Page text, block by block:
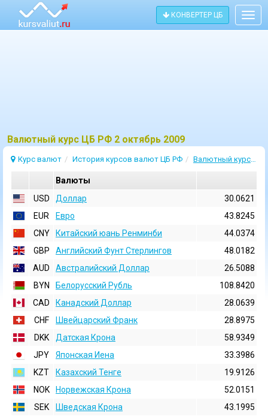
КОНВЕРТЕР ЦБ
Bалютный курс ЦБ РФ 2 октябрь 2009
Курс валют История курсов валют ЦБ РФ Валютный курс 2 Октябрь 2009
Валюты
USD
Доллар
30.0621
EUR
Евро
43.8245
CNY
Китайский юань Ренминби
44.0374
GBP
Английский Фунт Стерлингов
48.0182
AUD
Австралийский Доллар
26.5088
BYN
Белорусский Рубль
108.8420
CAD
Канадский Доллар
28.0639
CHF
Швейцарский Франк
28.8975
DKK
Датская Крона
58.9349
JPY
Японская Иена
33.3986
KZT
Казахский Тенге
19.9126
NOK
Норвежская Крона
52.0151
SEK
Шведская Крона
43.1995